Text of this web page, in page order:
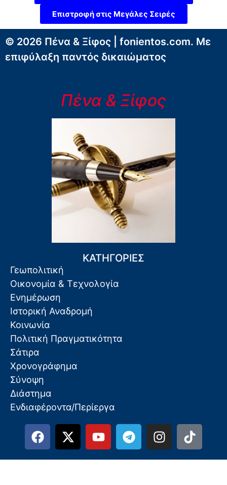
Επιστροφή στις Μεγάλες Σειρές
© 2026 Πένα & Ξίφος | fonientos.com. Με
επιφύλαξη παντός δικαιώματος
Πένα & Ξίφος
ΚΑΤΗΓΟΡΙΕΣ
Γεωπολιτική
Οικονομία & Τεχνολογία
Ενημέρωση
Ιστορική Αναδρομή
Κοινωνία
Πολιτική Πραγματικότητα
Σάτιρα
Χρονογράφημα
Σύνοψη
Διάστημα
Ενδιαφέροντα/Περίεργα